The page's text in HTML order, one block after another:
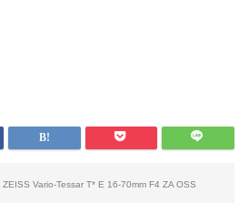
ZEISS Vario-Tessar T* E 16-70mm F4 ZA OSS